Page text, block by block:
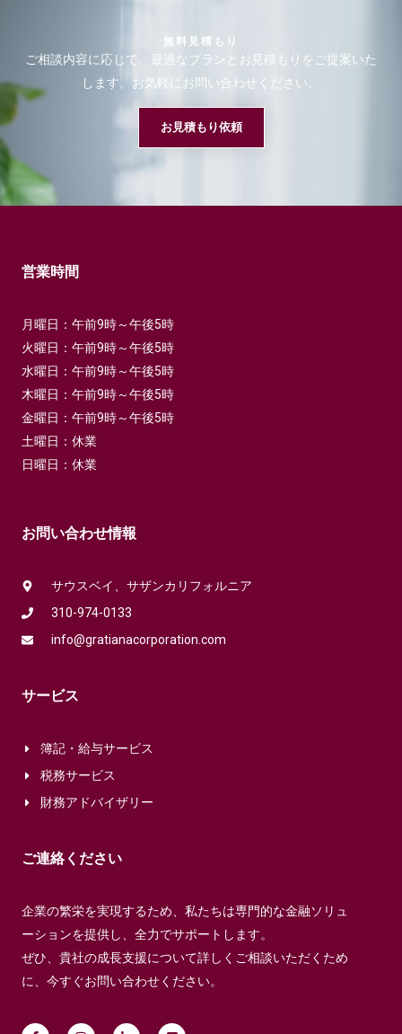
無料見積もり
ご相談内容に応じて、最適なプランとお見積もりをご提案いた
します。お気軽にお問い合わせください。
お見積もり依頼
営業時間
月曜日：午前9時～午後5時
火曜日：午前9時～午後5時
水曜日：午前9時～午後5時
木曜日：午前9時～午後5時
金曜日：午前9時～午後5時
土曜日：休業
日曜日：休業
お問い合わせ情報
サウスベイ、サザンカリフォルニア
310-974-0133
info@gratianacorporation.com
サービス
簿記・給与サービス
税務サービス
財務アドバイザリー
ご連絡ください
企業の繁栄を実現するため、私たちは専門的な金融ソリュ
ーションを提供し、全力でサポートします。
ぜひ、貴社の成長支援について詳しくご相談いただくため
に、今すぐお問い合わせください。
F I L L